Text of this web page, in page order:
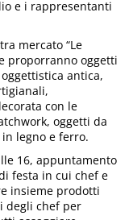
e i rappresentanti
mercato “Le
proporranno oggetti
antica,
con le
oggetti da
legno e ferro.
16, appuntamento
festa in cui chef e
insieme prodotti
degli chef per